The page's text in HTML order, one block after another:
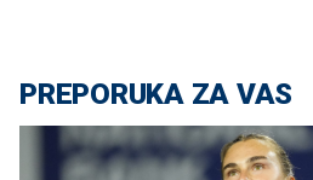
PREPORUKA ZA VAS